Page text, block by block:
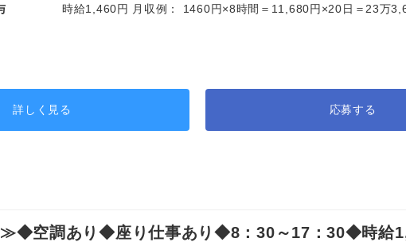
時給1,460円 月収例： 1460円×8時間＝11,680円×20日＝23万
詳しく見る 応募する
≫◆空調あり◆座り仕事あり◆8：30～17：30◆時給